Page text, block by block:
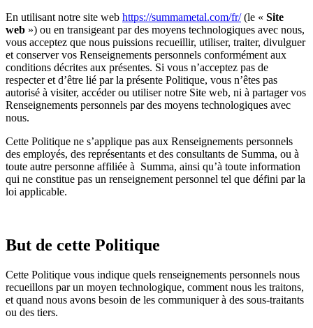
En utilisant notre site web https://summametal.com/fr/(le « Site
web ») ou en transigeant par des moyens technologiques avec nous,
vous acceptez que nous puissions recueillir, utiliser, traiter, divulguer
et conserver vos Renseignements personnels conformément aux
conditions décrites aux présentes. Si vous n’acceptez pas de
respecter et d’être lié par la présente Politique, vous n’êtes pas
autorisé à visiter, accéder ou utiliser notre Site web, ni à partager vos
Renseignements personnels par des moyens technologiques avec
nous.
Cette Politique ne s’applique pas aux Renseignements personnels
des employés, des représentants et des consultants de Summa, ou à
toute autre personne affiliée à Summa, ainsi qu’à toute information
qui ne constitue pas un renseignement personnel tel que défini par la
loi applicable.
But de cette Politique
Cette Politique vous indique quels renseignements personnels nous
recueillons par un moyen technologique, comment nous les traitons,
et quand nous avons besoin de les communiquer à des sous-traitants
ou des tiers.